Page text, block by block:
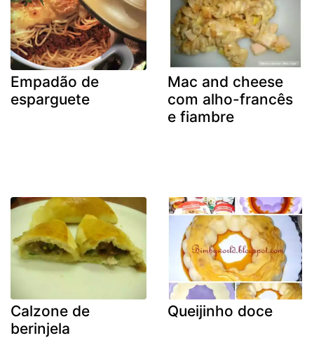
Empadão de
esparguete
Mac and cheese
com alho-francês
e fiambre
Calzone de
berinjela
Queijinho doce